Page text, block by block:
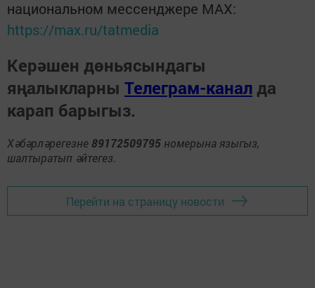
национальном мессенджере MАХ:
https://max.ru/tatmedia
Керәшен дөньясындагы
яңалыкларны Телеграм-канал да
карап барыгыз.
Хәбәрләрегезне 89172509795 номерына языгыз,
шалтыратып әйтегез.
Перейти на страницу новости